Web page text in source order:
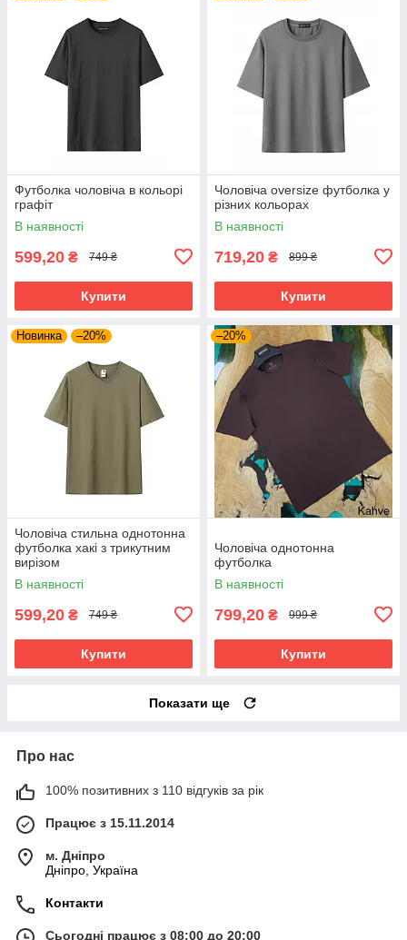
Футболка чоловіча в кольорі
графіт
В наявності
599,20 ₴ 749 ₴
Купити
Чоловіча oversize футболка у
різних кольорах
В наявності
719,20 ₴ 899 ₴
Купити
Новинка –20%
Чоловіча стильна однотонна
футболка хакі з трикутним
вирізом
В наявності
599,20 ₴ 749 ₴
Купити
–20%
Чоловіча однотонна
футболка
В наявності
799,20 ₴ 999 ₴
Купити
Показати ще
Про нас
100% позитивних з 110 відгуків за рік
Працює з 15.11.2014
м. Дніпро
Дніпро, Україна
Контакти
Сьогодні працює з 08:00 до 20:00